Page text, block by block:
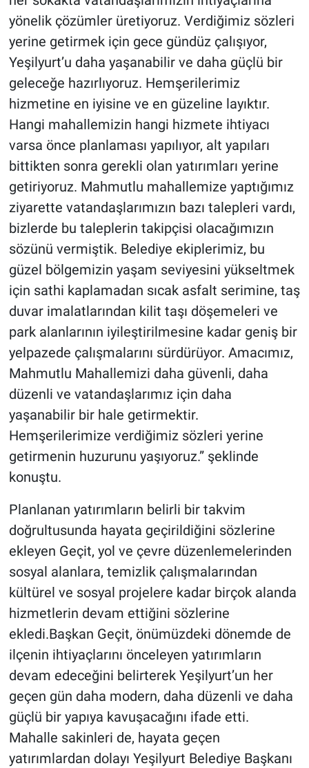
yönelik çözümler üretiyoruz. Verdiğimiz sözleri
yerine getirmek için gece gündüz çalışıyor,
Yeşilyurt’u daha yaşanabilir ve daha güçlü bir
geleceğe hazırlıyoruz. Hemşerilerimiz
hizmetine en iyisine ve en güzeline layıktır.
Hangi mahallemizin hangi hizmete ihtiyacı
varsa önce planlaması yapılıyor, alt yapıları
bittikten sonra gerekli olan yatırımları yerine
getiriyoruz. Mahmutlu mahallemize yaptığımız
ziyarette vatandaşlarımızın bazı talepleri vardı,
bizlerde bu taleplerin takipçisi olacağımızın
sözünü vermiştik. Belediye ekiplerimiz, bu
güzel bölgemizin yaşam seviyesini yükseltmek
için sathi kaplamadan sıcak asfalt serimine, taş
duvar imalatlarından kilit taşı döşemeleri ve
park alanlarının iyileştirilmesine kadar geniş bir
yelpazede çalışmalarını sürdürüyor. Amacımız,
Mahmutlu Mahallemizi daha güvenli, daha
düzenli ve vatandaşlarımız için daha
yaşanabilir bir hale getirmektir.
Hemşerilerimize verdiğimiz sözleri yerine
getirmenin huzurunu yaşıyoruz.” şeklinde
konuştu.
Planlanan yatırımların belirli bir takvim
doğrultusunda hayata geçirildiğini sözlerine
ekleyen Geçit, yol ve çevre düzenlemelerinden
sosyal alanlara, temizlik çalışmalarından
kültürel ve sosyal projelere kadar birçok alanda
hizmetlerin devam ettiğini sözlerine
ekledi.Başkan Geçit, önümüzdeki dönemde de
ilçenin ihtiyaçlarını önceleyen yatırımların
devam edeceğini belirterek Yeşilyurt’un her
geçen gün daha modern, daha düzenli ve daha
güçlü bir yapıya kavuşacağını ifade etti.
Mahalle sakinleri de, hayata geçen
yatırımlardan dolayı Yeşilyurt Belediye Başkanı